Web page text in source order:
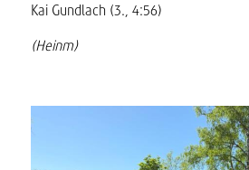
Kai Gundlach (3., 4:56)
(Heinm)